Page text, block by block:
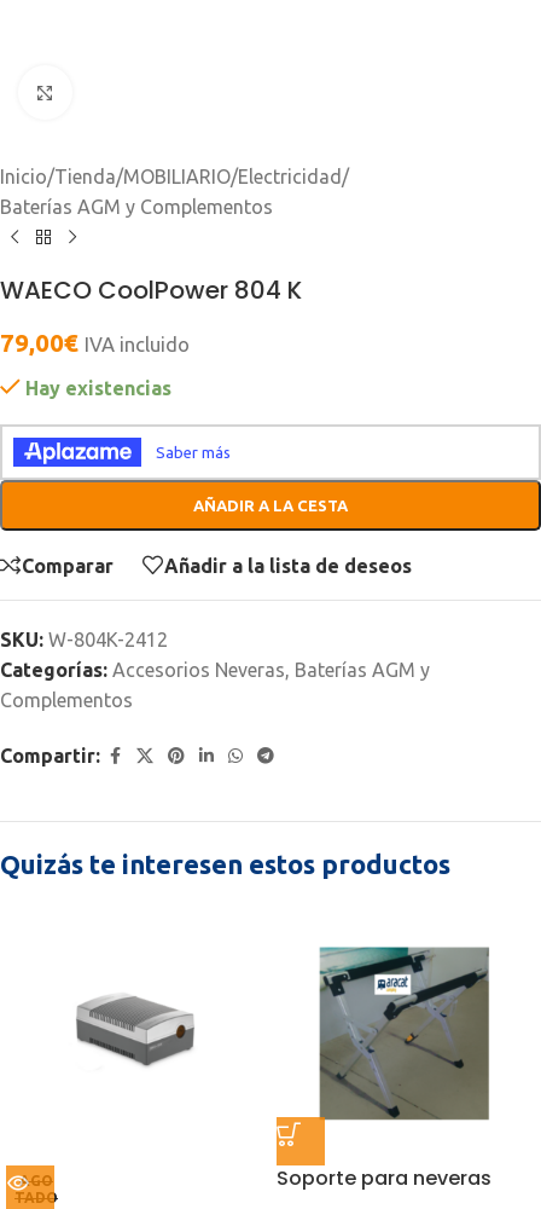
Inicio/Tienda/MOBILIARIO/Electricidad /
Baterías AGM y Complementos
WAECO CoolPower 804 K
79,00€ IVA incluido
Hay existencias
AÑADIR A LA CESTA
Comparar Añadir a la lista de deseos
SKU: W-804K-2412
Categorías: Accesorios Neveras, Baterías AGM y
Complementos
Compartir:
Quizás te interesen estos productos
AGO
TADO
Soporte para neveras